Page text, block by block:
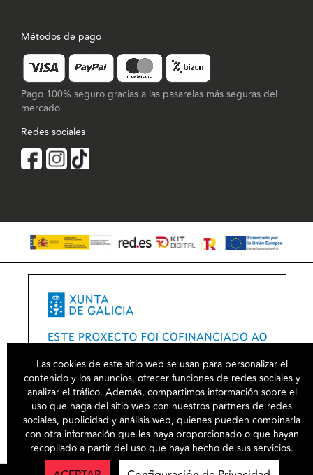
Las cookies de este sitio web se usan para personalizar el
contenido y los anuncios, ofrecer funciones de redes sociales y
analizar el tráfico. Además, compartimos información sobre el
uso que haga del sitio web con nuestros partners de redes
sociales, publicidad y análisis web, quienes pueden combinarla
con otra información que les haya proporcionado o que hayan
recopilado a partir del uso que haya hecho de sus servicios.
Métodos de pago
Pago 100% seguro gracias a las pasarelas más seguras del
mercado
Redes sociales